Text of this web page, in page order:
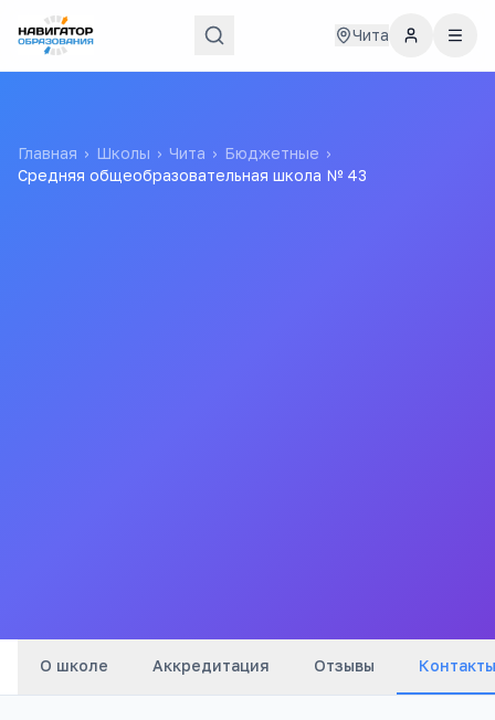
Чита
Главная › Школы › Чита › Бюджетные ›
Средняя общеобразовательная школа № 43
О школе Аккредитация Отзывы Контакты